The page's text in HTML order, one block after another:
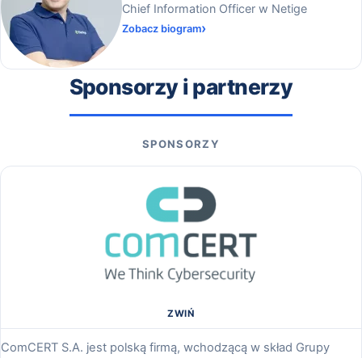
Chief Information Officer w Netige
Zobacz biogram
Sponsorzy i partnerzy
SPONSORZY
ZWIŃ
ComCERT S.A. jest polską firmą, wchodzącą w skład Grupy